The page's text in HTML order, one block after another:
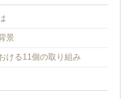
景
ける11個の取り組み